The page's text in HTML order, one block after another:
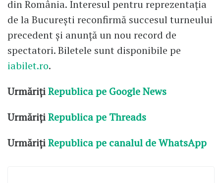
din România. Interesul pentru reprezentația
de la București reconfirmă succesul turneului
precedent și anunță un nou record de
spectatori. Biletele sunt disponibile pe
iabilet.ro.
UrmărițiRepublica pe Google News
UrmărițiRepublica pe Threads
UrmărițiRepublica pe canalul de WhatsApp